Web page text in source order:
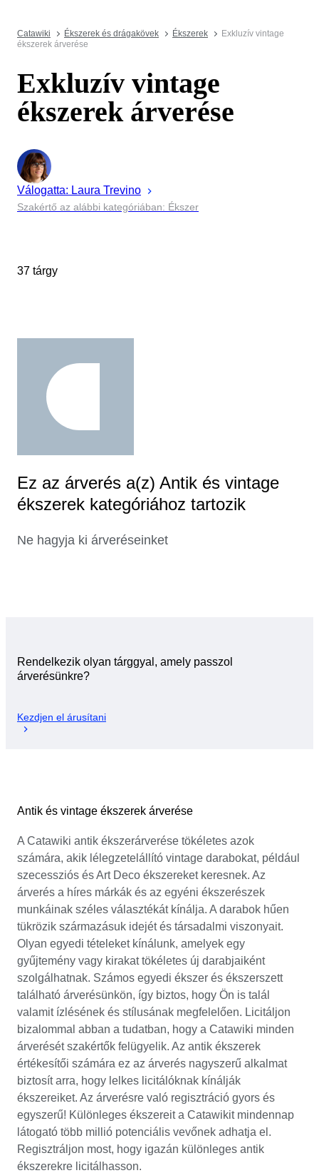
Catawiki Ékszerek és drágakövek Ékszerek
Exkluzív vintage
ékszerek árverése
Exkluzív vintage
ékszerek árverése
Válogatta: Laura Trevino
Szakértő az alábbi kategóriában: Ékszer
37 tárgy
Ez az árverés a(z) Antik és vintage
ékszerek kategóriához tartozik
Ne hagyja ki árveréseinket
Rendelkezik olyan tárggyal, amely passzol
árverésünkre?
Kezdjen el árusítani
Antik és vintage ékszerek árverése
A Catawiki antik ékszerárverése tökéletes azok
számára, akik lélegzetelállító vintage darabokat, például
szecessziós és Art Deco ékszereket keresnek. Az
árverés a híres márkák és az egyéni ékszerészek
munkáinak széles választékát kínálja. A darabok hűen
tükrözik származásuk idejét és társadalmi viszonyait.
Olyan egyedi tételeket kínálunk, amelyek egy
gyűjtemény vagy kirakat tökéletes új darabjaiként
szolgálhatnak. Számos egyedi ékszer és ékszerszett
található árverésünkön, így biztos, hogy Ön is talál
valamit ízlésének és stílusának megfelelően. Licitáljon
bizalommal abban a tudatban, hogy a Catawiki minden
árverését szakértők felügyelik. Az antik ékszerek
értékesítői számára ez az árverés nagyszerű alkalmat
biztosít arra, hogy lelkes licitálóknak kínálják
ékszereiket. Az árverésre való regisztráció gyors és
egyszerű! Különleges ékszereit a Catawikit mindennap
látogató több millió potenciális vevőnek adhatja el.
Regisztráljon most, hogy igazán különleges antik
ékszerekre licitálhasson.